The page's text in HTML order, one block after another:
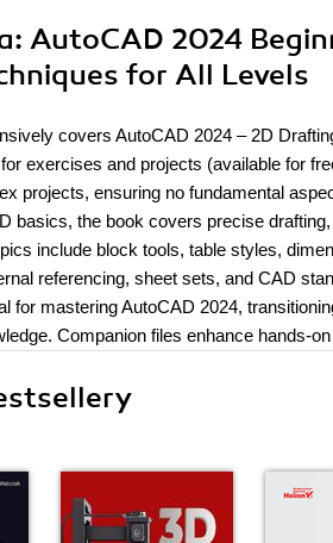
: AutoCAD 2024
for All Levels
covers AutoCAD 2024 – 2D
exercises and projects (available for
projects, ensuring no fundamental
basics, the book covers precise
include block tools, table styles,
referencing, sheet sets, and CAD
for mastering AutoCAD 2024,
Companion files enhance hands-